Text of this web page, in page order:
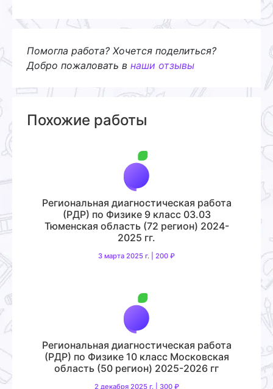
Помогла работа? Хочется поделиться?
Добро пожаловать в наши отзывы
Похожие работы
Региональная диагностическая работа
(РДР) по Физике 9 класс 03.03
Тюменская область (72 регион) 2024-
2025 гг.
3 марта 2025 г. | 200 ₽
Региональная диагностическая работа
(РДР) по Физике 10 класс Московская
область (50 регион) 2025-2026 гг
2 декабря 2025 г. | 300 ₽